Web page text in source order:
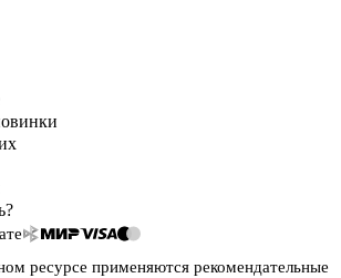
ресурсе применяются рекомендательные